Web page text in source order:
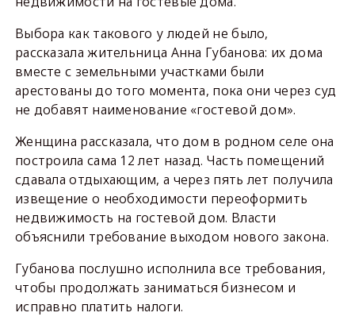
Выбора как такового у людей не было,
рассказала жительница Анна Губанова: их дома
вместе с земельными участками были
арестованы до того момента, пока они через суд
не добавят наименование «гостевой дом».
Женщина рассказала, что дом в родном селе она
построила сама 12 лет назад. Часть помещений
сдавала отдыхающим, а через пять лет получила
извещение о необходимости переоформить
недвижимость на гостевой дом. Власти
объяснили требование выходом нового закона.
Губанова послушно исполнила все требования,
чтобы продолжать заниматься бизнесом и
исправно платить налоги.